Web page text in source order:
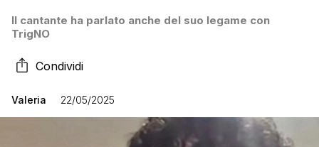
Il cantante ha parlato anche del suo legame con
TrigNO
Condividi
Valeria 22/05/2025